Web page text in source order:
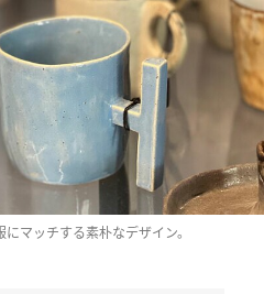
マッチする素朴なデザイン。